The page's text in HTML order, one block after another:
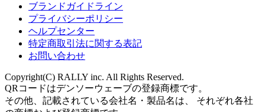
ブランドガイドライン
プライバシーポリシー
ヘルプセンター
特定商取引法に関する表記
お問い合わせ
Copyright(C) RALLY inc. All Rights Reserved.
QRコードはデンソーウェーブの登録商標です。
その他、記載されている会社名・製品名は、 それぞれ各社